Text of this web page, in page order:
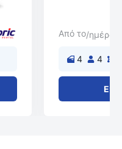
Από το/ημέρα
4 4